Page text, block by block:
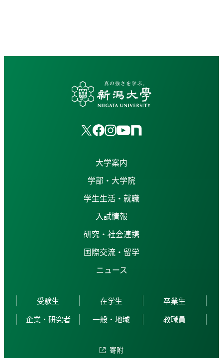
大学案内
学部・大学院
学生生活・就職
入試情報
研究・社会連携
国際交流・留学
ニュース
受験生 在学生
卒業生
企業・研究者
一般・地域 教職員
寄附